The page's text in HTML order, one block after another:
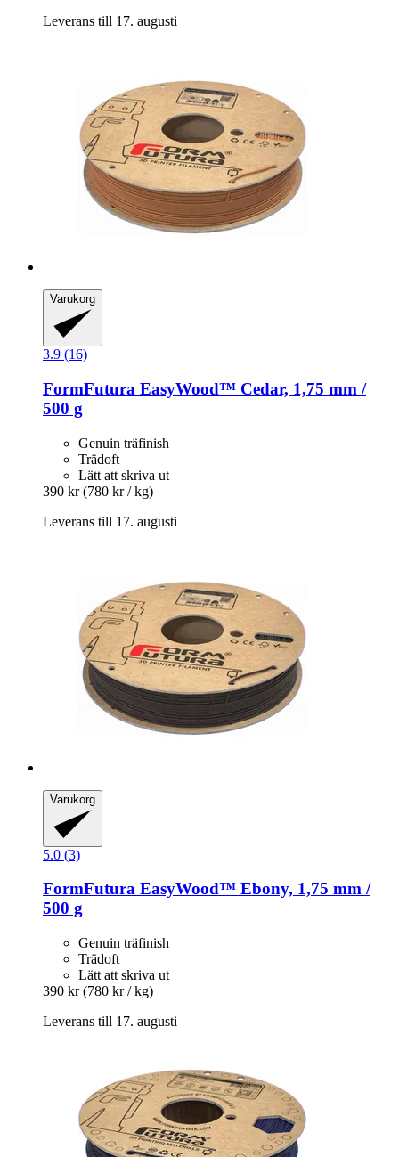
Leverans till 17. augusti
Varukorg
3.9 (16)
FormFutura EasyWood™ Cedar, 1,75 mm /
500 g
Genuin träfinish
Trädoft
Lätt att skriva ut
390 kr (780 kr / kg)
Leverans till 17. augusti
Varukorg
5.0 (3)
FormFutura EasyWood™ Ebony, 1,75 mm /
500 g
Genuin träfinish
Trädoft
Lätt att skriva ut
390 kr (780 kr / kg)
Leverans till 17. augusti